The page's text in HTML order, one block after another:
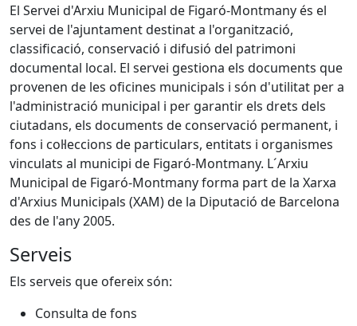
El Servei d'Arxiu Municipal de Figaró-Montmany és el
servei de l'ajuntament destinat a l'organització,
classificació, conservació i difusió del patrimoni
documental local. El servei gestiona els documents que
provenen de les oficines municipals i són d'utilitat per a
l'administració municipal i per garantir els drets dels
ciutadans, els documents de conservació permanent, i
fons i col·leccions de particulars, entitats i organismes
vinculats al municipi de Figaró-Montmany. L´Arxiu
Municipal de Figaró-Montmany forma part de la Xarxa
d'Arxius Municipals (XAM) de la Diputació de Barcelona
des de l'any 2005.
Serveis
Els serveis que ofereix són:
Consulta de fons